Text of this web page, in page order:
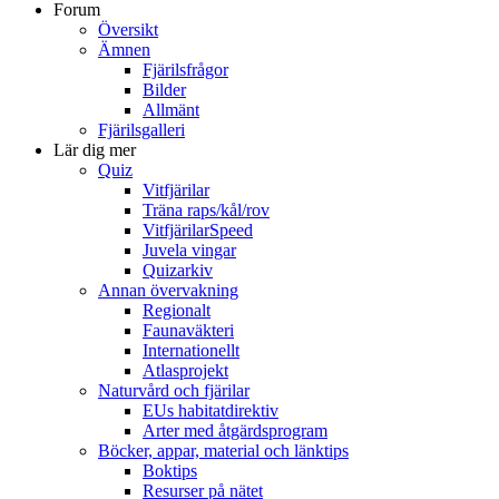
Forum
Översikt
Ämnen
Fjärilsfrågor
Bilder
Allmänt
Fjärilsgalleri
Lär dig mer
Quiz
Vitfjärilar
Träna raps/kål/rov
VitfjärilarSpeed
Juvela vingar
Quizarkiv
Annan övervakning
Regionalt
Faunaväkteri
Internationellt
Atlasprojekt
Naturvård och fjärilar
EUs habitatdirektiv
Arter med åtgärdsprogram
Böcker, appar, material och länktips
Boktips
Resurser på nätet